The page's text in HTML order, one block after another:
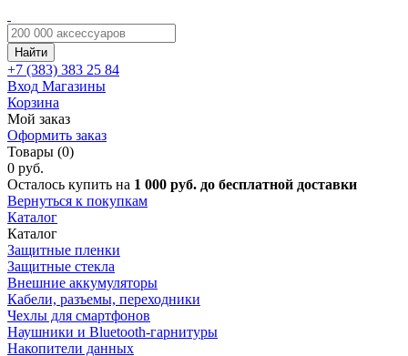
Найти
+7 (383) 383 25 84
Вход Магазины
Корзина
Мой заказ
Оформить заказ
Товары (0)
0 руб.
Осталось купить на 1 000 руб. до бесплатной доставки
Вернуться к покупкам
Каталог
Каталог
Защитные пленки
Защитные стекла
Внешние аккумуляторы
Кабели, разъемы, переходники
Чехлы для смартфонов
Наушники и Bluetooth-гарнитуры
Накопители данных